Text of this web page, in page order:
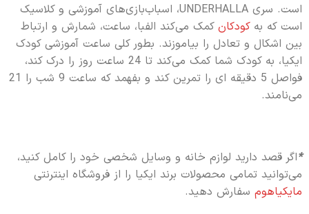
است. سری UNDERHALLA، اسباب‌بازی‌های آموزشی و کلاسیک
است که به کودکان کمک می‌کند الفبا، ساعت، شمارش و ارتباط
بین اشکال و تعادل را بیاموزند. بطور کلی ساعت آموزشی کودک
ایکیا، به کودک شما کمک می‌کند تا 24 ساعت روز را درک کند،
فواصل 5 دقیقه ای را تمرین کند و بفهمد که ساعت 9 شب را 21
می‌نامند.
*اگر قصد دارید لوازم خانه و وسایل شخصی خود را کامل کنید،
می‌توانید تمامی محصولات برند ایکیا را از فروشگاه اینترنتی
مایکیاهوم سفارش دهید.